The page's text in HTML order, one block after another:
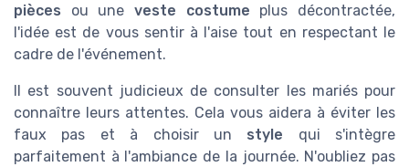
pièces ou une veste costume plus décontractée,
l'idée est de vous sentir à l'aise tout en respectant le
cadre de l'événement.
Il est souvent judicieux de consulter les mariés pour
connaître leurs attentes. Cela vous aidera à éviter les
faux pas et à choisir un style qui s'intègre
parfaitement à l'ambiance de la journée. N'oubliez pas